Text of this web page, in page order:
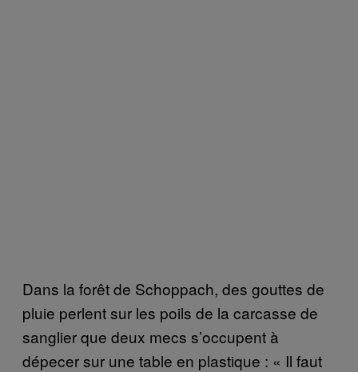
Dans la forêt de Schoppach, des gouttes de
pluie perlent sur les poils de la carcasse de
sanglier que deux mecs s’occupent à
dépecer sur une table en plastique : « Il faut